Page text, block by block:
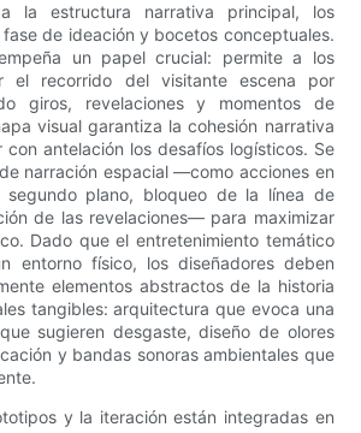
la estructura narrativa principal, los
de ideación y bocetos conceptuales.
un papel crucial: permite a los
el recorrido del visitante escena por
giros, revelaciones y momentos de
visual garantiza la cohesión narrativa
antelación los desafíos logísticos. Se
narración espacial —como acciones en
plano, bloqueo de la línea de
de las revelaciones— para maximizar
Dado que el entretenimiento temático
entorno físico, los diseñadores deben
elementos abstractos de la historia
tangibles: arquitectura que evoca una
sugieren desgaste, diseño de olores
y bandas sonoras ambientales que
y la iteración están integradas en